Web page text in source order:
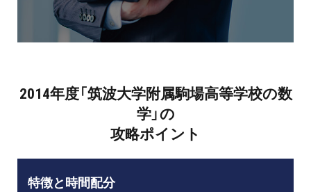
2014年度「筑波大学附属駒場高等学校の数
学」の
攻略ポイント
特徴と時間配分